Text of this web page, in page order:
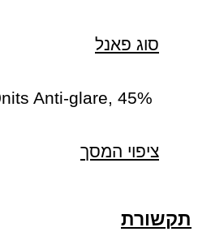
סוג פאנל
Anti-glare, 45%
ציפוי המסך
תקשורת